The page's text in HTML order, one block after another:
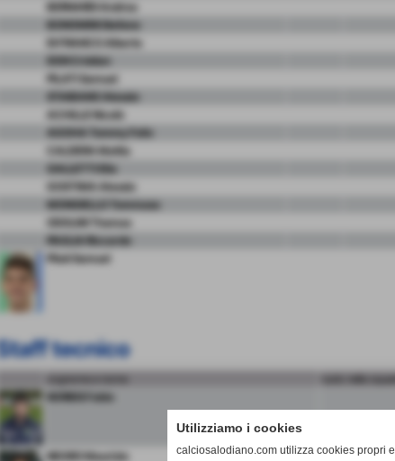
BERNARDI Andrea
BONOMINI Stefano
DI FRANCO Alberto
DON Cristian
PILATI Samuel
STAIBANO Alessio
ACHILLE Nicolò
AGOHA Tommy Felix
CALDERA Mattia
GALLETTI Elia
GOSTIMA Alessio
MONGIELLO Tommaso
ODOLINI Thomas
PAGLIA Riccardo
Pilati Samuel
tecnico
cognome e nome
ruolo nella
NORBIS Fabio
NEGRO Maurizio
Utilizziamo i cookies
calciosalodiano.com utilizza cookies propri